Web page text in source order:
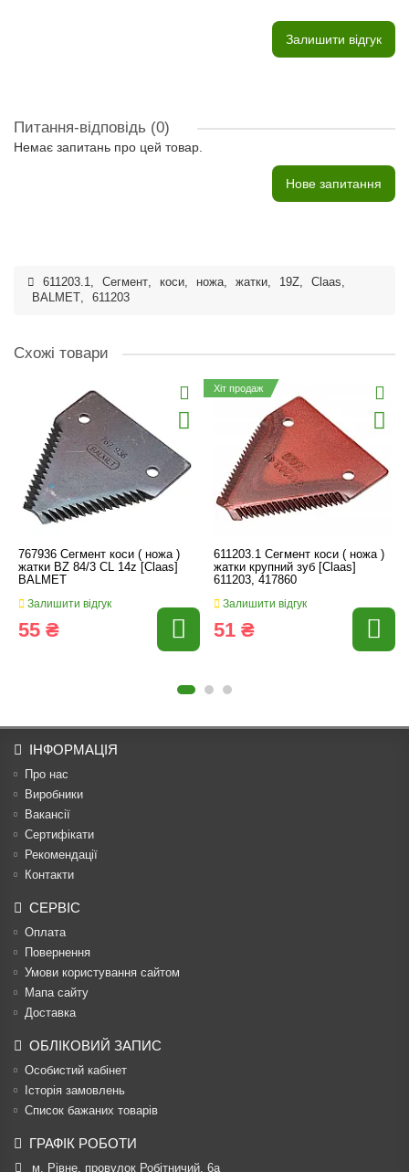
Залишити відгук
Питання-відповідь (0)
Немає запитань про цей товар.
Нове запитання
611203.1, Сегмент, коси, ножа, жатки, 19Z, Claas,
BALMET , 611203
Схожі товари
767936 Сегмент коси ( ножа )
жатки BZ 84/3 CL 14z [Claas]
BALMET
Залишити відгук
55 ₴
Хіт продаж
611203.1 Сегмент коси ( ножа )
жатки крупний зуб [Claas]
611203, 417860
Залишити відгук
51 ₴
ІНФОРМАЦІЯ
Про нас
Виробники
Вакансії
Сертифікати
Рекомендації
Контакти
СЕРВІС
Оплата
Повернення
Умови користування сайтом
Мапа сайту
Доставка
ОБЛІКОВИЙ ЗАПИС
Особистий кабінет
Історія замовлень
Список бажаних товарів
ГРАФІК РОБОТИ
м. Рівне, провулок Робітничий, 6а